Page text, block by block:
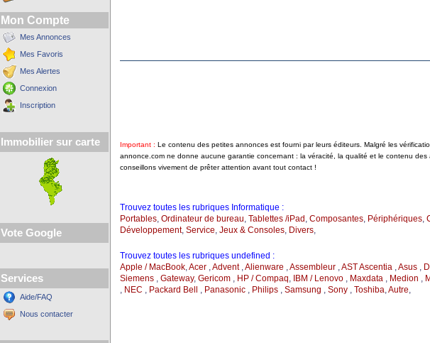
Mon Compte
Mes Annonces
Mes Favoris
Mes Alertes
Connexion
Inscription
Immobilier sur carte
Vote Google
Services
Aide/FAQ
Nous contacter
Important : Le contenu des petites annonces est fourni par leurs éditeurs. Malgré les
annonce.com ne donne aucune garantie concernant : la véracité, la qualité et le contenu des
conseillons vivement de prêter attention avant tout contact !
Trouvez toutes les rubriques Informatique :
Portables, Ordinateur de bureau, Tablettes /iPad , Composantes, Périphériques,
Développement, Service, Jeux & Consoles, Divers,
Trouvez toutes les rubriques undefined :
Apple / MacBook,Acer ,Advent ,Alienware ,Assembleur ,AST Ascentia ,Asus ,
Siemens , Gateway, Gericom , HP / Compaq, IBM / Lenovo , Maxdata , Medion ,
, NEC , Packard Bell , Panasonic , Philips , Samsung , Sony , Toshiba,Autre,